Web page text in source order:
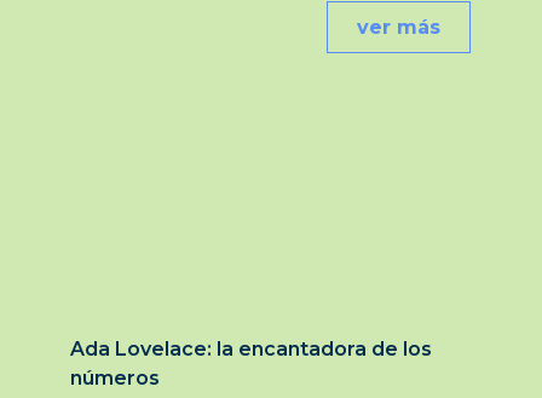
ver más
Ada Lovelace: la encantadora de los
números